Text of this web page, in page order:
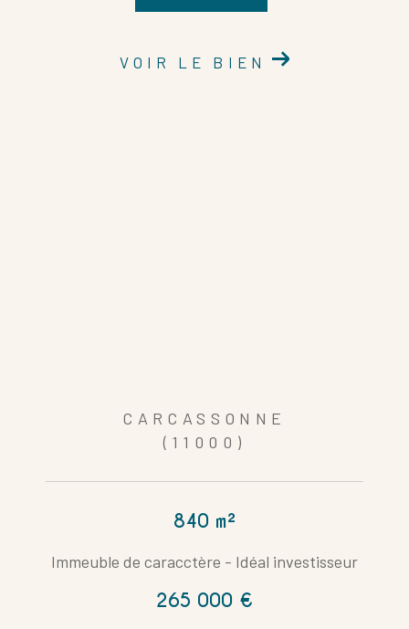
VOIR LE BIEN
CARCASSONNE
(11000)
840 m²
Immeuble de caracctère - Idéal investisseur
265 000 €